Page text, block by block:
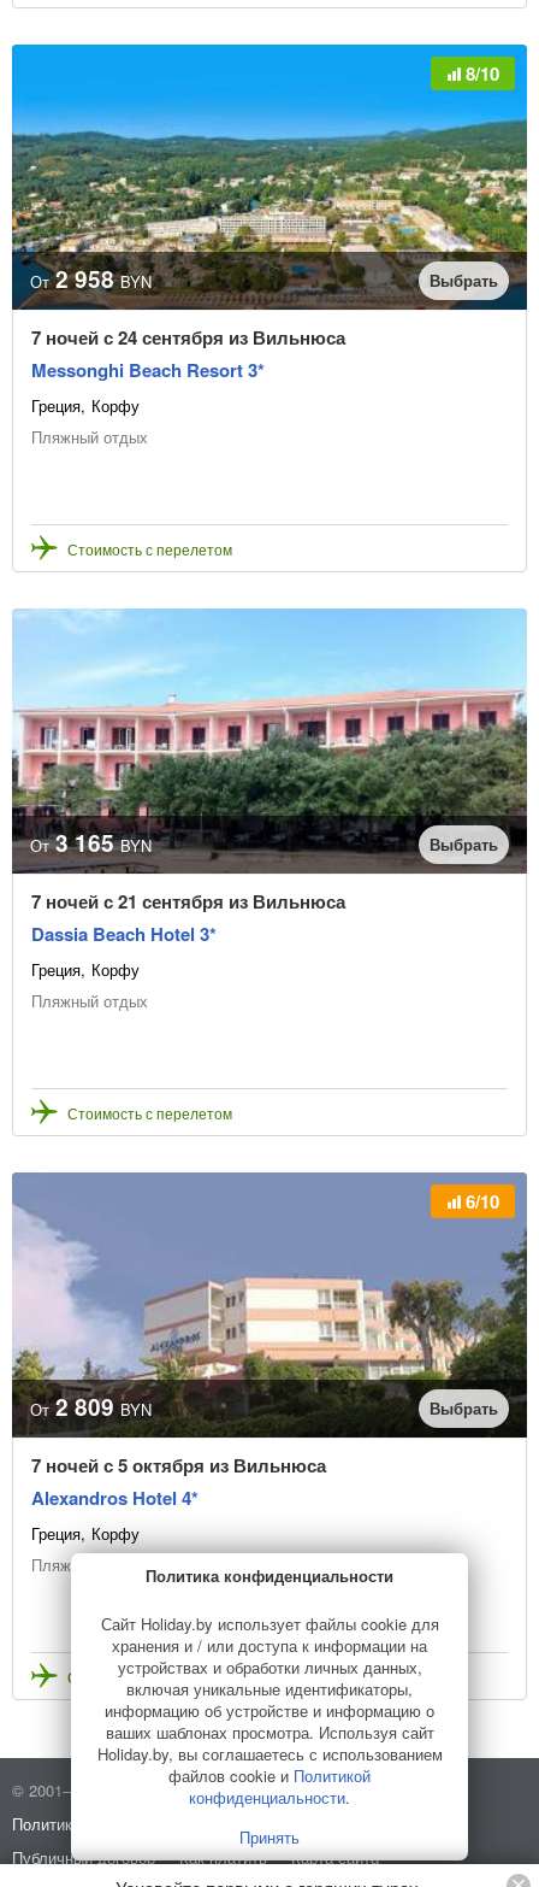
8/10
От 2 958 BYN Выбрать
7 ночей с 24 сентября из Вильнюса
Messonghi Beach Resort 3*
Греция Корфу
Пляжный отдых
Стоимость с перелетом
От 3 165 BYN Выбрать
7 ночей с 21 сентября из Вильнюса
Dassia Beach Hotel 3*
Греция Корфу
Пляжный отдых
Стоимость с перелетом
6/10
От 2 809 BYN Выбрать
7 ночей с 5 октября из Вильнюса
Alexandros Hotel 4*
Греция Корфу
Пляжный отдых
Стоимость с перелетом
© 2001–2026 Holiday.by
Правила использования сайта
Политика конфиденциальности
Публичный договор
Как платить Карта сайта
Политика конфиденциальности
Сайт Holiday.by использует файлы cookie для
хранения и / или доступа к информации на
устройствах и обработки личных данных,
включая уникальные идентификаторы,
информацию об устройстве и информацию о
ваших шаблонах просмотра. Используя сайт
Holiday.by, вы соглашаетесь с использованием
файлов cookie и Политикой
конфиденциальности.
Принять